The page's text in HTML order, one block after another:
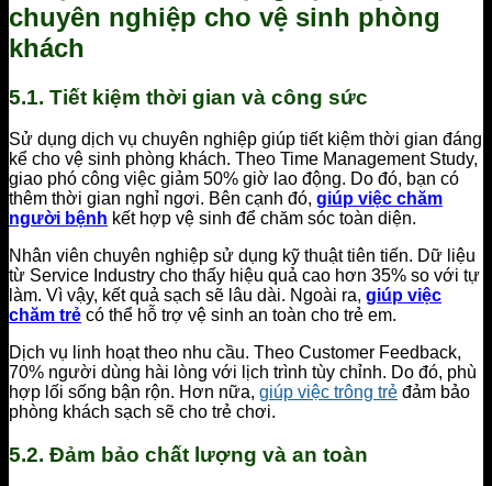
chuyên nghiệp cho vệ sinh phòng
khách
5.1. Tiết kiệm thời gian và công sức
Sử dụng dịch vụ chuyên nghiệp giúp tiết kiệm thời gian đáng
kể cho vệ sinh phòng khách. Theo Time Management Study,
giao phó công việc giảm 50% giờ lao động. Do đó, bạn có
thêm thời gian nghỉ ngơi. Bên cạnh đó, giúp việc chăm
người bệnh kết hợp vệ sinh để chăm sóc toàn diện.
Nhân viên chuyên nghiệp sử dụng kỹ thuật tiên tiến. Dữ liệu
từ Service Industry cho thấy hiệu quả cao hơn 35% so với tự
làm. Vì vậy, kết quả sạch sẽ lâu dài. Ngoài ra, giúp việc
chăm trẻ có thể hỗ trợ vệ sinh an toàn cho trẻ em.
Dịch vụ linh hoạt theo nhu cầu. Theo Customer Feedback,
70% người dùng hài lòng với lịch trình tùy chỉnh. Do đó, phù
hợp lối sống bận rộn. Hơn nữa, giúp việc trông trẻ đảm bảo
phòng khách sạch sẽ cho trẻ chơi.
5.2. Đảm bảo chất lượng và an toàn